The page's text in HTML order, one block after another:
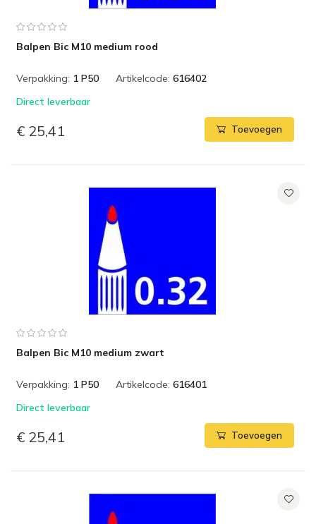
Balpen Bic M10 medium rood
Verpakking: 1 P50 Artikelcode: 616402
Direct leverbaar
€ 25,41 Toevoegen
Balpen Bic M10 medium zwart
Verpakking: 1 P50 Artikelcode: 616401
Direct leverbaar
€ 25,41 Toevoegen